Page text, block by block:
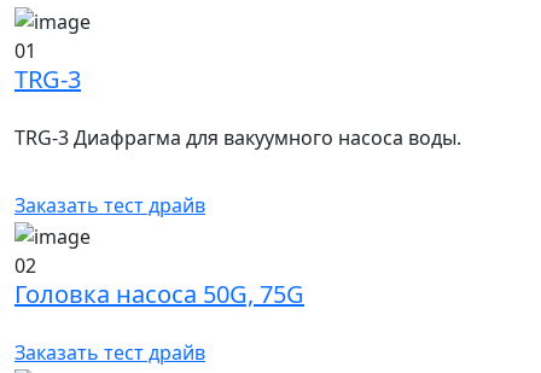
01
TRG-3
TRG-3 Диафрагма для вакуумного насоса воды.
Заказать тест драйв
02
Головка насоса 50G, 75G
Заказать тест драйв